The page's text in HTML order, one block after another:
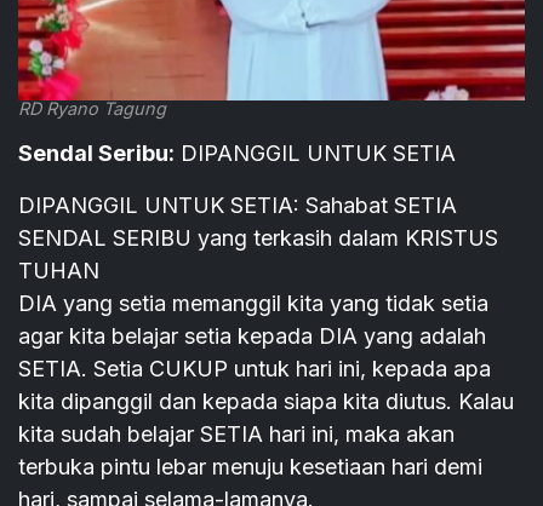
RD Ryano Tagung
Sendal Seribu: DIPANGGIL UNTUK SETIA
DIPANGGIL UNTUK SETIA: Sahabat SETIA
SENDAL SERIBU yang terkasih dalam KRISTUS
TUHAN
DIA yang setia memanggil kita yang tidak setia
agar kita belajar setia kepada DIA yang adalah
SETIA. Setia CUKUP untuk hari ini, kepada apa
kita dipanggil dan kepada siapa kita diutus. Kalau
kita sudah belajar SETIA hari ini, maka akan
terbuka pintu lebar menuju kesetiaan hari demi
hari, sampai selama-lamanya.